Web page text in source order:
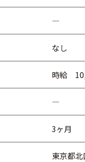
―
なし
時給
―
3ヶ月
東京都